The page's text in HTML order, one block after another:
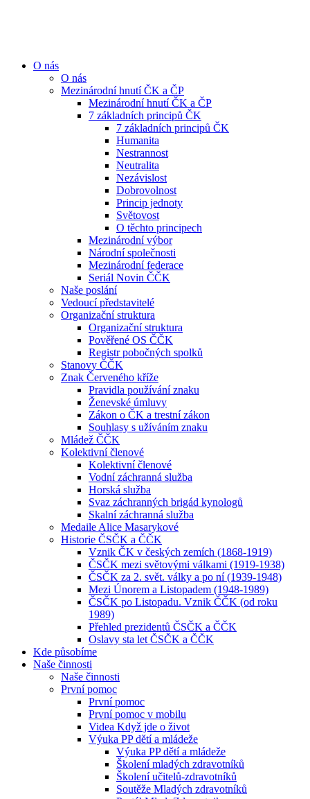
O nás
O nás
Mezinárodní hnutí ČK a ČP
Mezinárodní hnutí ČK a ČP
7 základních principů ČK
7 základních principů ČK
Humanita
Nestrannost
Neutralita
Nezávislost
Dobrovolnost
Princip jednoty
Světovost
O těchto principech
Mezinárodní výbor
Národní společnosti
Mezinárodní federace
Seriál Novin ČČK
Naše poslání
Vedoucí představitelé
Organizační struktura
Organizační struktura
Pověřené OS ČČK
Registr pobočných spolků
Stanovy ČČK
Znak Červeného kříže
Pravidla používání znaku
Ženevské úmluvy
Zákon o ČK a trestní zákon
Souhlasy s užíváním znaku
Mládež ČČK
Kolektivní členové
Kolektivní členové
Vodní záchranná služba
Horská služba
Svaz záchranných brigád kynologů
Skalní záchranná služba
Medaile Alice Masarykové
Historie ČSČK a ČČK
Vznik ČK v českých zemích (1868-1919)
ČSČK mezi světovými válkami (1919-1938)
ČSČK za 2. svět. války a po ní (1939-1948)
Mezi Únorem a Listopadem (1948-1989)
ČSČK po Listopadu. Vznik ČČK (od roku
1989)
Přehled prezidentů ČSČK a ČČK
Oslavy sta let ČSČK a ČČK
Kde působíme
Naše činnosti
Naše činnosti
První pomoc
První pomoc
První pomoc v mobilu
Videa Když jde o život
Výuka PP dětí a mládeže
Výuka PP dětí a mládeže
Školení mladých zdravotníků
Školení učitelů-zdravotníků
Soutěže Mladých zdravotníků